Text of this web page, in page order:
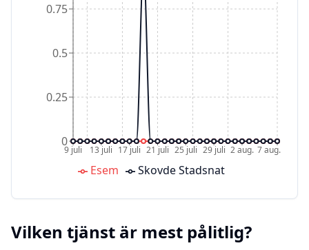
9 juli 13 juli 17 juli 21 juli 25 juli 29 juli 2 aug. 7 aug.
0
0.25
0.5
0.75
Esem Skovde Stadsnat
Vilken tjänst är mest pålitlig?